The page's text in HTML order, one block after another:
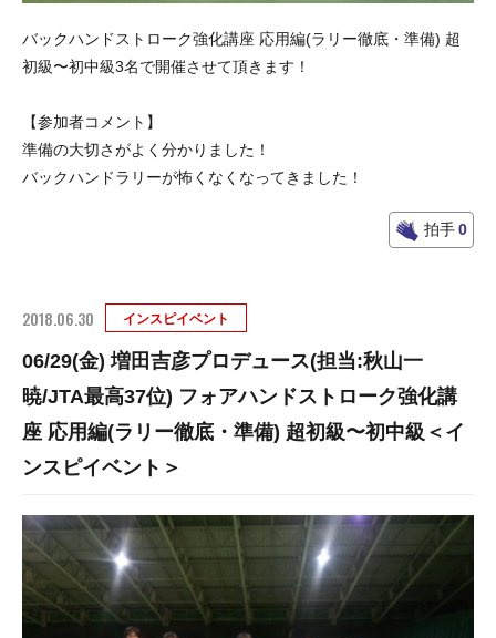
バックハンドストローク強化講座 応用編(ラリー徹底・準備) 超
初級〜初中級3名で開催させて頂きます！
【参加者コメント】
準備の大切さがよく分かりました！
バックハンドラリーが怖くなくなってきました！
拍手0
2018.06.30 インスピイベント
06/29(金) 増田吉彦プロデュース(担当:秋山一
暁/JTA最高37位) フォアハンドストローク強化講
座 応用編(ラリー徹底・準備) 超初級〜初中級＜イ
ンスピイベント＞